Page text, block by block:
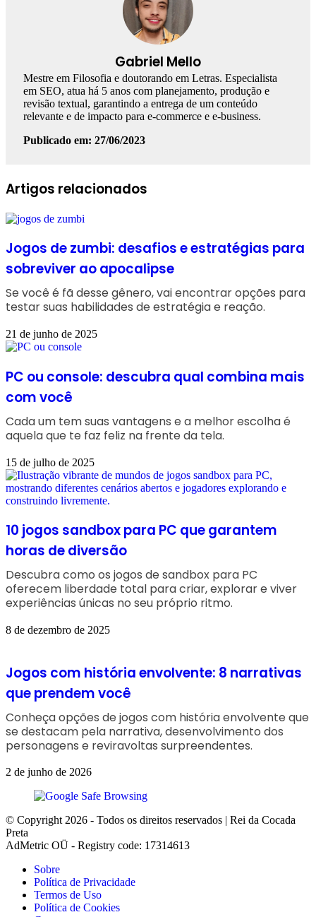
Gabriel Mello
Mestre em Filosofia e doutorando em Letras. Especialista
em SEO, atua há 5 anos com planejamento, produção e
revisão textual, garantindo a entrega de um conteúdo
relevante e de impacto para e-commerce e e-business.
Publicado em: 27/06/2023
Facebook
Linkedin
WhatsApp
Telegram
Artigos relacionados
Jogos de zumbi: desafios e estratégias para
sobreviver ao apocalipse
Se você é fã desse gênero, vai encontrar opções para
testar suas habilidades de estratégia e reação.
21 de junho de 2025
PC ou console: descubra qual combina mais
com você
Cada um tem suas vantagens e a melhor escolha é
aquela que te faz feliz na frente da tela.
15 de julho de 2025
10 jogos sandbox para PC que garantem
horas de diversão
Descubra como os jogos de sandbox para PC
oferecem liberdade total para criar, explorar e viver
experiências únicas no seu próprio ritmo.
8 de dezembro de 2025
Jogos com história envolvente: 8 narrativas
que prendem você
Conheça opções de jogos com história envolvente que
se destacam pela narrativa, desenvolvimento dos
personagens e reviravoltas surpreendentes.
2 de junho de 2026
© Copyright 2026 - Todos os direitos reservados | Rei da Cocada
Preta
AdMetric OÜ - Registry code: 17314613
Sobre
Política de Privacidade
Termos de Uso
Política de Cookies